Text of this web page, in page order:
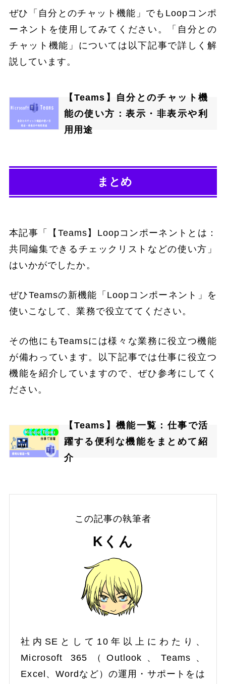
ぜひ「自分とのチャット機能」でもLoopコンポ
ーネントを使用してみてください。「自分との
チャット機能」については以下記事で詳しく解
説しています。
【Teams】自分とのチャット機
能の使い方：表示・非表示や利
用用途
まとめ
本記事「【Teams】Loopコンポーネントとは：
共同編集できるチェックリストなどの使い方」
はいかがでしたか。
ぜひTeamsの新機能「Loopコンポーネント」を
使いこなして、業務で役立ててください。
その他にもTeamsには様々な業務に役立つ機能
が備わっています。以下記事では仕事に役立つ
機能を紹介していますので、ぜひ参考にしてく
ださい。
【Teams】機能一覧：仕事で活
躍する便利な機能をまとめて紹
介
この記事の執筆者
Kくん
社内SEとして10年以上にわたり、
Microsoft 365（Outlook、Teams、
Excel、Wordなど）の運用・サポートをは